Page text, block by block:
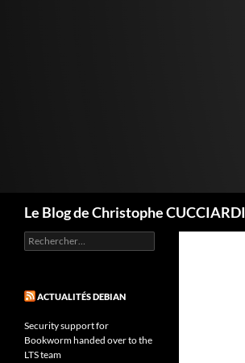
Le Blog de Christophe CUCCIARDI
Rechercher :
ACTUALITÉS DEBIAN
Security support for
Bookworm handed over to the
LTS team